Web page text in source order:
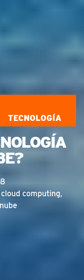
TECNOLOGÍA
cloud computing,